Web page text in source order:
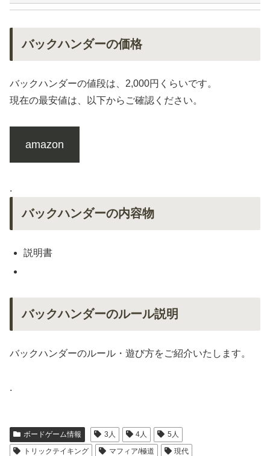
バックハンダーの価格
バックハンダーの値段は、2,000円くらいです。
現在の最安値は、以下からご確認ください。
amazon
.
バックハンダーの内容物
説明書
バックハンダーのルール説明
バックハンダーのルール・遊び方をご紹介いたします。
.
ボードゲーム情報 3人 4人
5人
トリックテイキング
マフィア/極道
現代